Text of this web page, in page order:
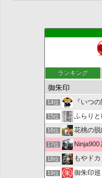
ランキング
12位 武将御
13位
14位 『いつ
15位 ふらり
16位 花桃の
17位
18位 もやドカ
19位 御朱印